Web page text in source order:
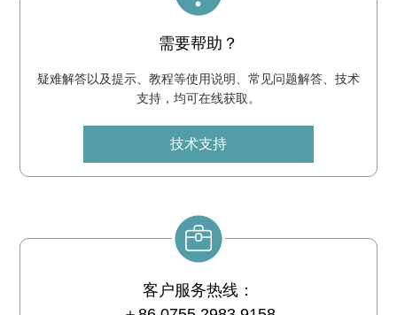
需要帮助？
疑难解答以及提示、教程等使用说明、常见问题解答、技术
支持，均可在线获取。
技术支持
客户服务热线：